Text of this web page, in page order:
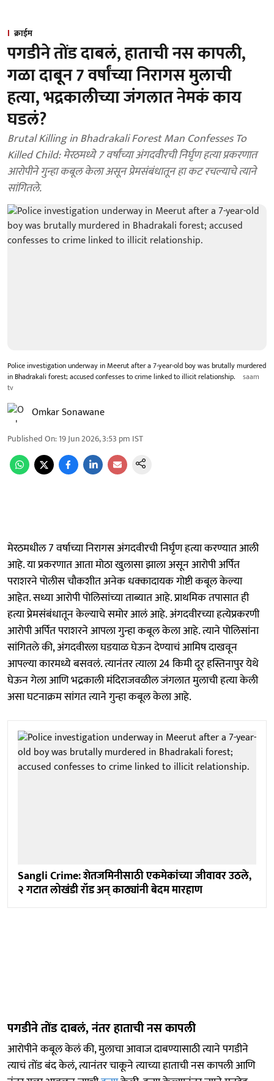
क्राईम
पगडीने तोंड दाबलं, हाताची नस कापली,
गळा दाबून 7 वर्षांच्या निरागस मुलाची
हत्या, भद्रकालीच्या जंगलात नेमकं काय
घडलं?
Brutal Killing in Bhadrakali Forest Man Confesses To
Killed Child: मेरठमध्ये 7 वर्षांच्या अंगदवीरची निर्घृण हत्या प्रकरणात
आरोपीने गुन्हा कबूल केला असून प्रेमसंबंधातून हा कट रचल्याचे त्याने
सांगितले.
Police investigation underway in Meerut after a 7-year-old boy was brutally murdered
in Bhadrakali forest; accused confesses to crime linked to illicit relationship.
saam
tv
Omkar Sonawane
Published On:19 Jun 2026, 3:53 pm IST
मेरठमधील 7 वर्षाच्या निरागस अंगदवीरची निर्घृण हत्या करण्यात आली
आहे. या प्रकरणात आता मोठा खुलासा झाला असून आरोपी अर्पित
पराशरने पोलीस चौकशीत अनेक धक्कादायक गोष्टी कबूल केल्या
आहेत. सध्या आरोपी पोलिसांच्या ताब्यात आहे. प्राथमिक तपासात ही
हत्या प्रेमसंबंधातून केल्याचे समोर आलं आहे. अंगदवीरच्या हत्येप्रकरणी
आरोपी अर्पित पराशरने आपला गुन्हा कबूल केला आहे. त्याने पोलिसांना
सांगितले की, अंगदवीरला घडयाळ घेऊन देण्याचं आमिष दाखवून
आपल्या कारमध्ये बसवलं. त्यानंतर त्याला 24 किमी दूर हस्तिनापुर येथे
घेऊन गेला आणि भद्रकाली मंदिराजवळील जंगलात मुलाची हत्या केली
असा घटनाक्रम सांगत त्याने गुन्हा कबूल केला आहे.
Sangli Crime: शेतजमिनीसाठी एकमेकांच्या जीवावर उठले,
२ गटात लोखंडी रॉड अन् काठ्यांनी बेदम मारहाण
पगडीने तोंड दाबलं, नंतर हाताची नस कापली
आरोपीने कबूल केलं की, मुलाचा आवाज दाबण्यासाठी त्याने पगडीने
त्याचं तोंड बंद केलं, त्यानंतर चाकूने त्याच्या हाताची नस कापली आणि